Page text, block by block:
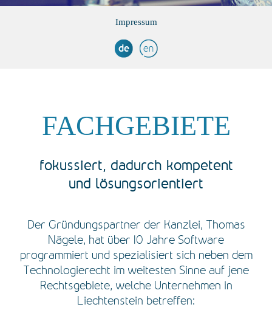
Impressum
de en
FACHGEBIETE
fokussiert, dadurch kompetent
und lösungsorientiert
Der Gründungspartner der Kanzlei, Thomas
Nägele, hat über 10 Jahre Software
programmiert und spezialisiert sich neben dem
Technologierecht im weitesten Sinne auf jene
Rechtsgebiete, welche Unternehmen in
Liechtenstein betreffen: